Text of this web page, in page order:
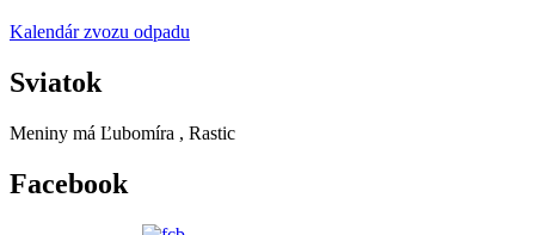
Kalendár zvozu odpadu
Sviatok
Meniny má Ľubomíra , Rastic
Facebook